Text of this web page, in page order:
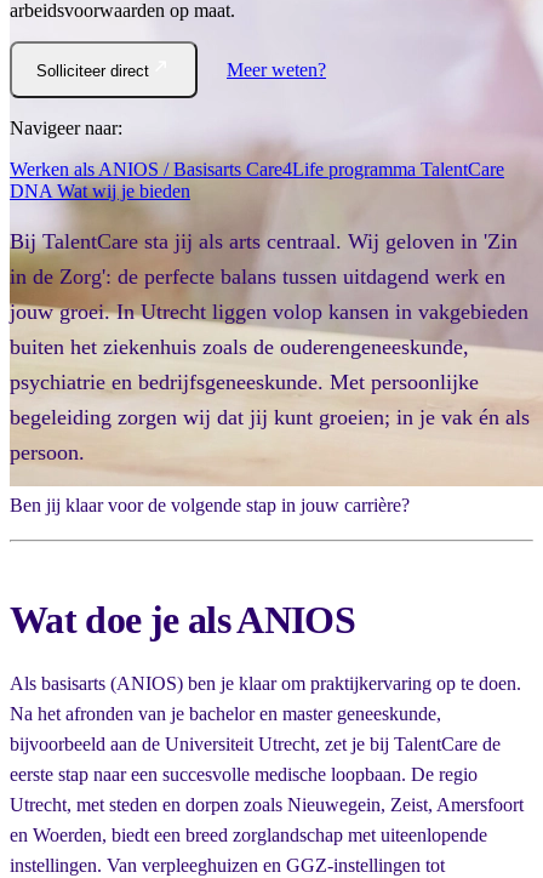
arbeidsvoorwaarden op maat.
Solliciteer direct Meer weten?
Navigeer naar:
Werken als ANIOS / Basisarts Care4Life programma TalentCare
DNA Wat wij je bieden
Bij TalentCare sta jij als arts centraal. Wij geloven in 'Zin
in de Zorg': de perfecte balans tussen uitdagend werk en
jouw groei. In Utrecht liggen volop kansen in vakgebieden
buiten het ziekenhuis zoals de ouderengeneeskunde,
psychiatrie en bedrijfsgeneeskunde. Met persoonlijke
begeleiding zorgen wij dat jij kunt groeien; in je vak én als
persoon.
Ben jij klaar voor de volgende stap in jouw carrière?
Wat doe je als ANIOS
Als basisarts (ANIOS) ben je klaar om praktijkervaring op te doen.
Na het afronden van je bachelor en master geneeskunde,
bijvoorbeeld aan de Universiteit Utrecht, zet je bij TalentCare de
eerste stap naar een succesvolle medische loopbaan. De regio
Utrecht, met steden en dorpen zoals Nieuwegein, Zeist, Amersfoort
en Woerden, biedt een breed zorglandschap met uiteenlopende
instellingen. Van verpleeghuizen en GGZ-instellingen tot